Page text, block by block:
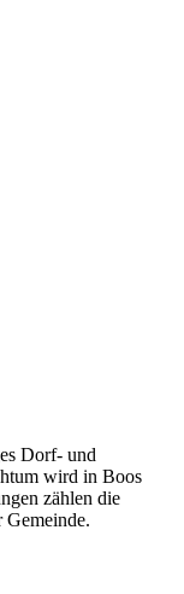
Dorf- und
wird in Boos
zählen die